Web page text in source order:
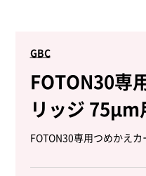
GBC
FOTON30専
リッジ 75μm
FOTON30専用つめかえ